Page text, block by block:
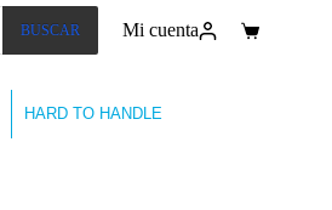
BUSCAR Mi cuenta
Carro
HARD TO HANDLE